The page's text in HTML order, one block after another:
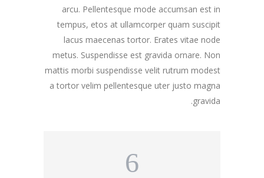
arcu. Pellentesque mode accumsan est in
tempus, etos at ullamcorper quam suscipit
lacus maecenas tortor. Erates vitae node
metus. Suspendisse est gravida ornare. Non
mattis morbi suspendisse velit rutrum modest
a tortor velim pellentesque uter justo magna
gravida.